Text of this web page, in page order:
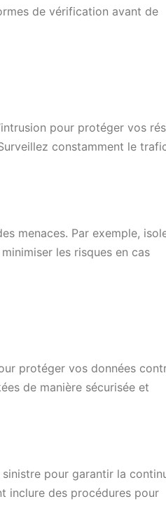
de vérification avant de
pour protéger vos
constamment le
menaces. Par exemple,
les risques en cas
protéger vos données
de manière sécurisée et
pour garantir la
inclure des procédures pour